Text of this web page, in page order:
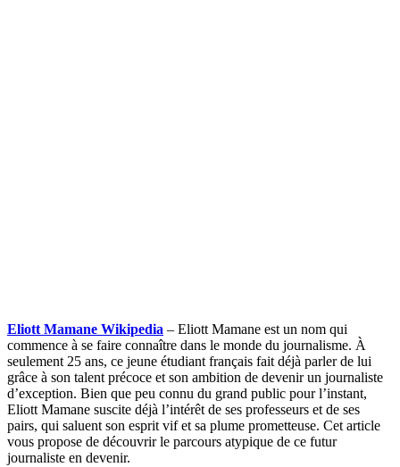
Eliott Mamane Wikipedia – Eliott Mamane est un nom qui
commence à se faire connaître dans le monde du journalisme. À
seulement 25 ans, ce jeune étudiant français fait déjà parler de lui
grâce à son talent précoce et son ambition de devenir un journaliste
d’exception. Bien que peu connu du grand public pour l’instant,
Eliott Mamane suscite déjà l’intérêt de ses professeurs et de ses
pairs, qui saluent son esprit vif et sa plume prometteuse. Cet article
vous propose de découvrir le parcours atypique de ce futur
journaliste en devenir.